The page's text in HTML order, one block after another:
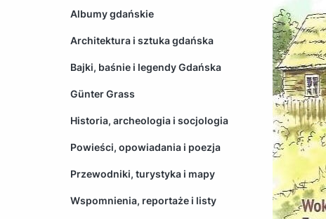
Albumy gdańskie
Architektura i sztuka gdańska
Bajki, baśnie i legendy Gdańska
Günter Grass
Historia, archeologia i socjologia
Powieści, opowiadania i poezja
Przewodniki, turystyka i mapy
Wspomnienia, reportaże i listy